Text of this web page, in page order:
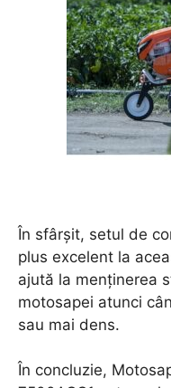
În sfârșit, setul de
plus excelent la
ajută la menținerea
motosapei atunci
sau mai dens.
În concluzie,